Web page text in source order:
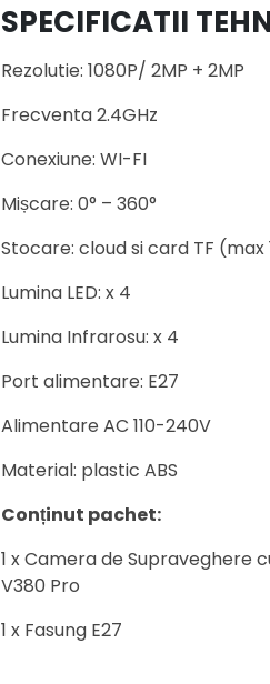
SPECIFICATII
Rezolutie: 1080P/ 2MP + 2MP
Frecventa 2.4GHz
Conexiune: WI-FI
Mișcare: 0° – 360°
Stocare: cloud si card TF (max
Lumina LED: x 4
Lumina Infrarosu: x 4
Port alimentare: E27
Alimentare AC 110-240V
Material: plastic ABS
Conținut pachet:
1 x Camera de Supraveghere
V380 Pro
1 x Fasung E27